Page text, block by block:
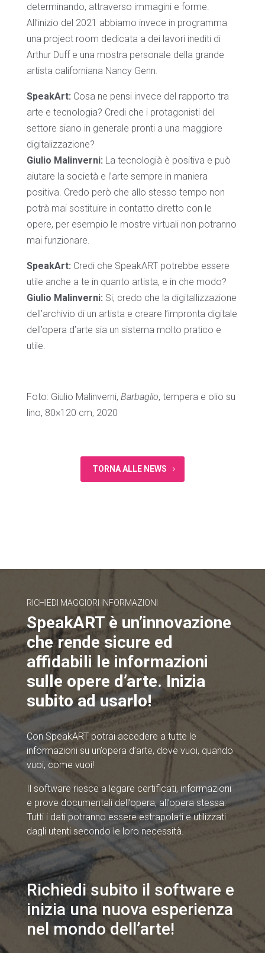
determinando, attraverso immagini e forme.
All’inizio del 2021 abbiamo invece in programma
una project room dedicata a dei lavori inediti di
Arthur Duff e una mostra personale della grande
artista californiana Nancy Genn.
SpeakArt: Cosa ne pensi invece del rapporto tra
arte e tecnologia? Credi che i protagonisti del
settore siano in generale pronti a una maggiore
digitalizzazione?
Giulio Malinverni: La tecnologià è positiva e può
aiutare la società e l’arte sempre in maniera
positiva. Credo però che allo stesso tempo non
potrà mai sostituire in contatto diretto con le
opere, per esempio le mostre virtuali non potranno
mai funzionare.
SpeakArt: Credi che SpeakART potrebbe essere
utile anche a te in quanto artista, e in che modo?
Giulio Malinverni: Si, credo che la digitallizzazione
dell’archivio di un artista e creare l’impronta digitale
dell’opera d’arte sia un sistema molto pratico e
utile.
Foto: Giulio Malinverni, Barbaglio, tempera e olio su
lino, 80×120 cm, 2020
TORNA ALLE NEWS
RICHIEDI MAGGIORI INFORMAZIONI
SpeakART è un’innovazione
che rende sicure ed
affidabili le informazioni
sulle opere d’arte. Inizia
subito ad usarlo!
Con SpeakART potrai accedere a tutte le
informazioni su un’opera d’arte, dove vuoi, quando
vuoi, come vuoi!
Il software riesce a legare certificati, informazioni
e prove documentali dell’opera, all’opera stessa.
Tutti i dati potranno essere estrapolati e utilizzati
dagli utenti secondo le loro necessità.
Richiedi subito il software e
inizia una nuova esperienza
nel mondo dell’arte!